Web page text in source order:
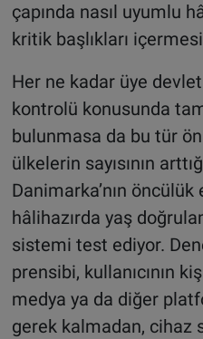
çapında nasıl uyumlu
kritik başlıkları
Her ne kadar üye
kontrolü konusunda
bulunmasa da bu tür
ülkelerin sayısının
Danimarka’nın
hâlihazırda yaş
sistemi test ediyor.
prensibi, kullanıcının
medya ya da diğer
gerek kalmadan, cihaz